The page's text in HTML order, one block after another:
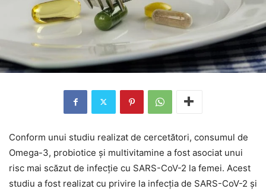
Conform unui studiu realizat de cercetători, consumul de
Omega-3, probiotice și multivitamine a fost asociat unui
risc mai scăzut de infecţie cu SARS-CoV-2 la femei. Acest
studiu a fost realizat cu privire la infecția de SARS-CoV-2 și